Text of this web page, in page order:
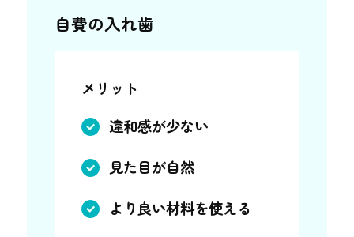
自費の入れ歯
メリット
違和感が少ない
見た目が自然
より良い材料を使える